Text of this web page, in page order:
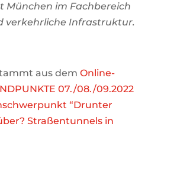
München im Fachbereich
verkehrliche Infrastruktur.
aus dem Online-
07./08./09.2022
“Drunter
Straßentunnels in